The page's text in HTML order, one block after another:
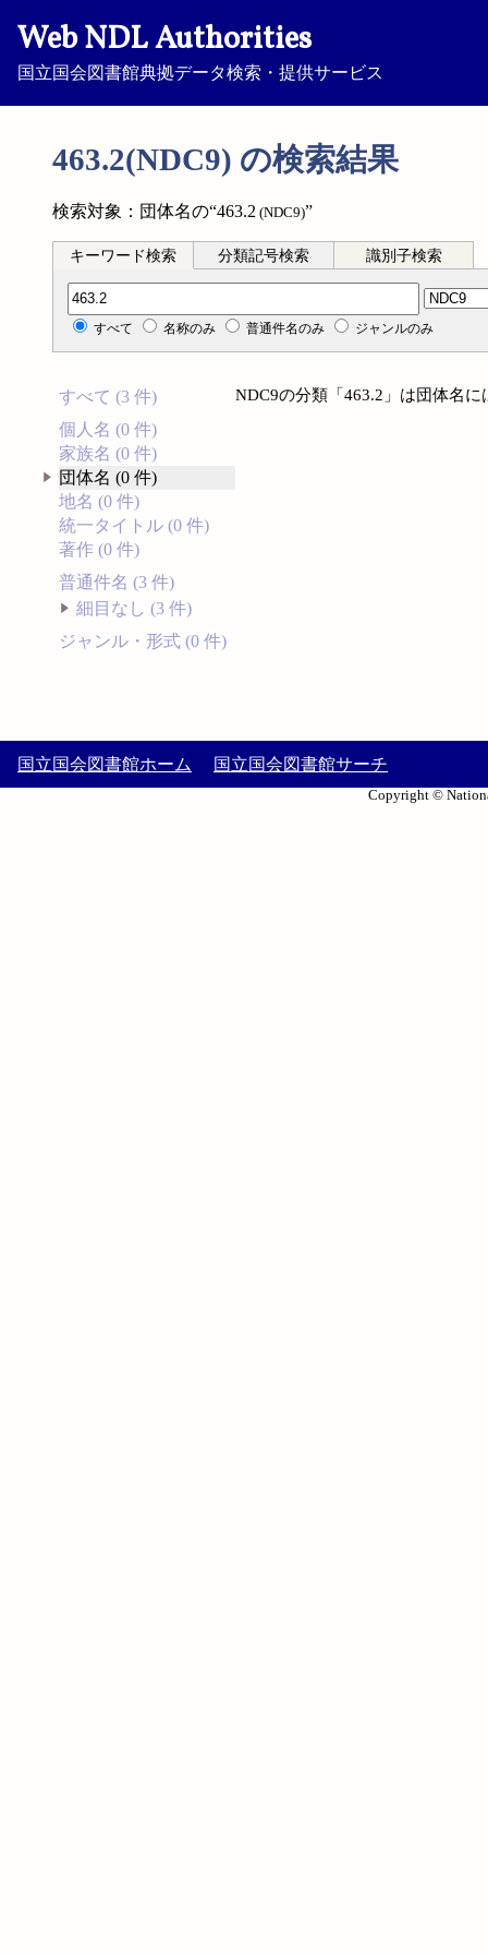
Web NDL Authorities
国立国会図書館典拠データ検索・提供サービス
463.2(NDC9) の検索結果
検索対象：団体名の“463.2 (NDC9)”
キーワード検索 分類記号検索 識別子検索
分類記号検索
すべて 名称のみ 普通件名のみ ジャンルのみ
すべて (3 件)
個人名 (0 件)
家族名 (0 件)
団体名 (0 件)
地名 (0 件)
統一タイトル (0 件)
著作 (0 件)
普通件名 (3 件)
細目なし (3 件)
ジャンル・形式 (0 件)
NDC9の分類「463.2」は団体名
国立国会図書館ホーム 国立国会図書館サーチ
Copyright ©